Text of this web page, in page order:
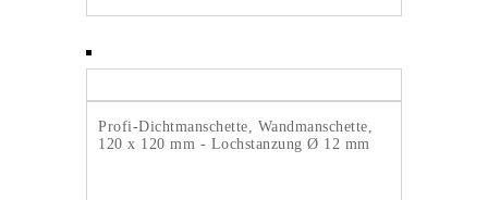
Profi-Dichtmanschette, Wandmanschette,
120 x 120 mm - Lochstanzung Ø 12 mm